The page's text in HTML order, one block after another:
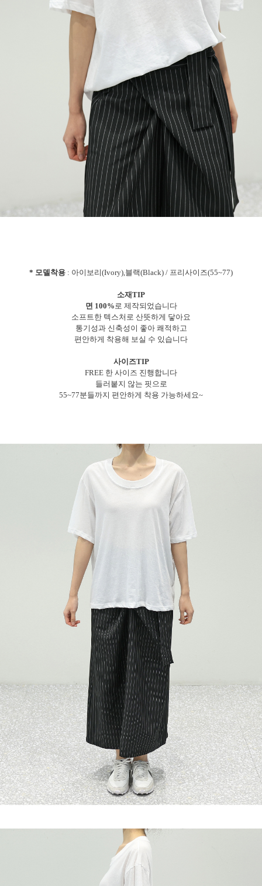
* 모델착용 : 아이보리(Ivory),블랙(Black) / 프리사이즈(55~77)
소재TIP
면 100%로 제작되었습니다
소프트한 텍스처로 산뜻하게 닿아요
통기성과 신축성이 좋아 쾌적하고
편안하게 착용해 보실 수 있습니다
사이즈TIP
FREE 한 사이즈 진행합니다
들러붙지 않는 핏으로
55~77분들까지 편안하게 착용 가능하세요~